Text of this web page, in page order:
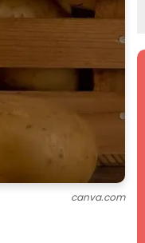
canva.com